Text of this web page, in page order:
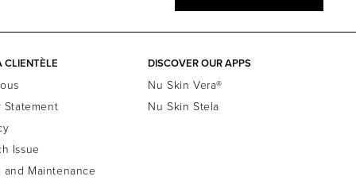
CLIENTÈLE
Statement
Issue
and Maintenance
DISCOVER OUR APPS
Nu Skin Vera®
Nu Skin Stela